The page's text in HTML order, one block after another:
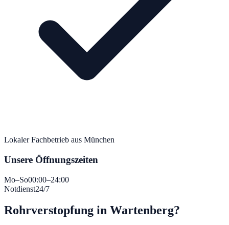
Lokaler Fachbetrieb aus München
Unsere Öffnungszeiten
Mo–So00:00–24:00
Notdienst24/7
Rohrverstopfung in Wartenberg?